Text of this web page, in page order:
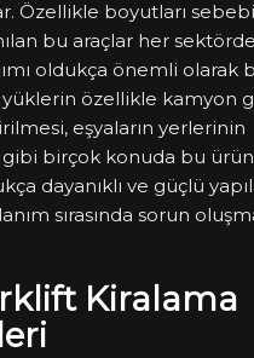
Özellikle boyutları
bu araçlar her
oldukça önemli olarak
yüklerin özellikle kamyon
eşyaların yerlerinin
birçok konuda bu
dayanıklı ve güçlü
sırasında sorun
Kiralama